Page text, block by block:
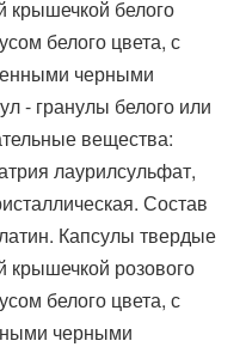
крышечкой белого
белого цвета, с
черными
- гранулы белого или
вещества:
лаурилсульфат,
Состав
Капсулы твердые
крышечкой розового
белого цвета, с
черными